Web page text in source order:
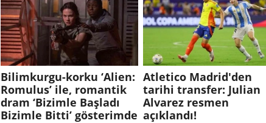
Bilimkurgu-korku ‘Alien:
Romulus’ ile, romantik
dram ‘Bizimle Başladı
Bizimle Bitti’ gösterimde
Atletico Madrid'den
tarihi transfer: Julian
Alvarez resmen
açıklandı!